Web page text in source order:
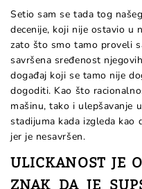
Setio sam se tada tog
decenije, koji nije ostavio u
zato što smo tamo proveli
savršena sređenost
događaj koji se tamo nije
dogoditi. Kao što
mašinu, tako i ulepšavanje
stadijuma kada izgleda kao
jer je nesavršen.
ULICKANOST JE
ZNAK DA JE